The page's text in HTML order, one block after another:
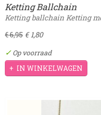
Ketting Ballchain
Ketting ballchain Ketting
€ 6,95 € 1,80
✓ Op voorraad
IN WINKELWAGEN